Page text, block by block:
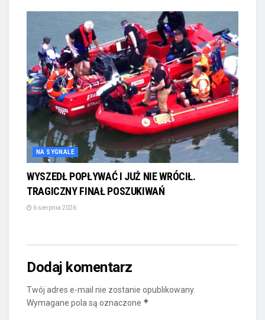
NA SYGNALE
WYSZEDŁ POPŁYWAĆ I JUŻ NIE WRÓCIŁ.
TRAGICZNY FINAŁ POSZUKIWAŃ
6 sierpnia 2026
Dodaj komentarz
Twój adres e-mail nie zostanie opublikowany.
Wymagane pola są oznaczone *